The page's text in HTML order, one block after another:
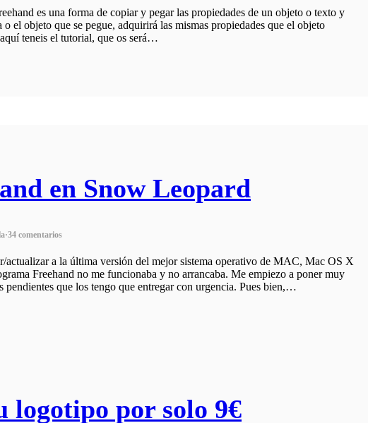
es una forma de copiar y pegar las propiedades de un objeto o texto y
el objeto que se pegue, adquirirá las mismas propiedades que el objeto
teneis el tutorial, que os será…
en Snow Leopard
·34 comentarios
actualizar a la última versión del mejor sistema operativo de MAC, Mac OS X
Freehand no me funcionaba y no arrancaba. Me empiezo a poner muy
pendientes que los tengo que entregar con urgencia. Pues bien,…
logotipo por solo 9€